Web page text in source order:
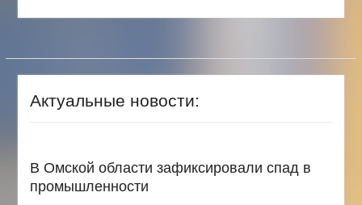
Актуальные новости:
В Омской области зафиксировали спад в
промышленности